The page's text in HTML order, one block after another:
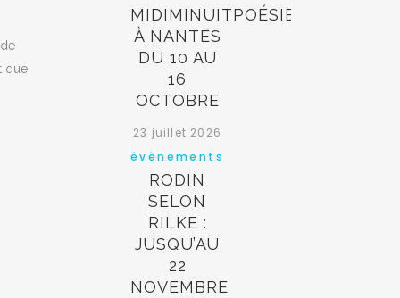
que
MIDIMINUITPOÉSIE
À NANTES
DU 10 AU
16
OCTOBRE
23 juillet 2026
évènements
RODIN
SELON
RILKE :
JUSQU’AU
22
NOVEMBRE